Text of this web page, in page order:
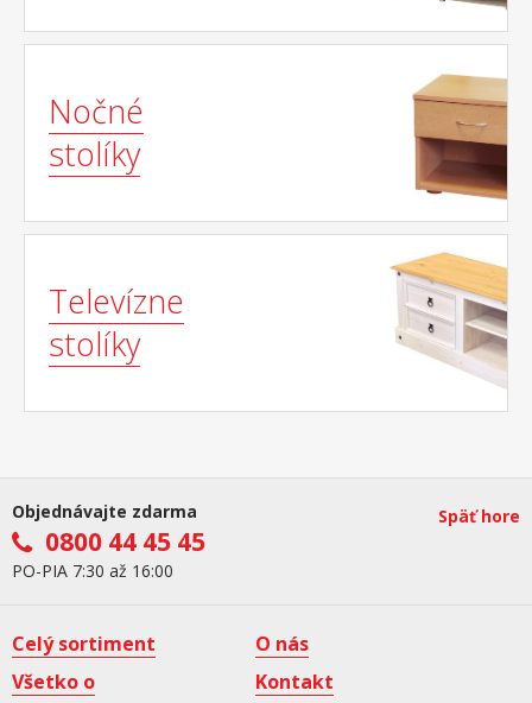
Nočné
stolíky
Televízne
stolíky
Objednávajte zdarma
0800 44 45 45
PO-PIA 7:30 až 16:00
Späť hore
Celý sortiment
O nás
Všetko o
Kontakt